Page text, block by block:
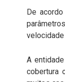
De
A
cobertura